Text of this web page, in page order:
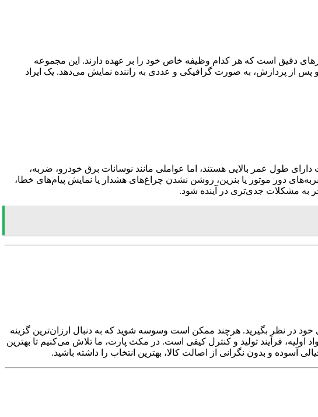
دقیق است که هر کدام وظیفه خاص خود را بر عهده دارند. این مجموعه
از پردازش، به صورت گرافیکی و عددی به راننده نمایش می‌دهد. یک ایراد
طول عمر بالایی هستند، اما عواملی مانند نوسانات برق خودرو، ضربه،
دور موتور یا بنزین، روشن نشدن چراغ‌های هشدار یا نمایش پیام‌های خطا،
به مشکلات جدی‌تری در آینده شود.
در نظر بگیرید. هرچند ممکن است وسوسه شوید که به دنبال ارزان‌ترین گزینه
فرآیند تولید و کنترل کیفی است. در مکث پارت، ما تلاش می‌کنیم تا بهترین
آسوده و بدون نگرانی از اصالت کالا، بهترین انتخاب را داشته باشید.